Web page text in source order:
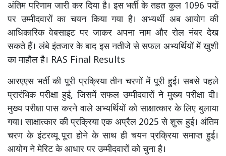
अंतिम परिणाम जारी कर दिया है। इस भर्ती के तहत कुल 1096 पदों
पर उम्मीदवारों का चयन किया गया है। अभ्यर्थी अब आयोग की
आधिकारिक वेबसाइट पर जाकर अपना नाम और रोल नंबर देख
सकते हैं। लंबे इंतजार के बाद इस नतीजे से सफल अभ्यर्थियों में खुशी
का माहौल है। RAS Final Results
आरएएस भर्ती की पूरी प्रक्रिया तीन चरणों में पूरी हुई। सबसे पहले
प्रारंभिक परीक्षा हुई, जिसमें सफल उम्मीदवारों ने मुख्य परीक्षा दी।
मुख्य परीक्षा पास करने वाले अभ्यर्थियों को साक्षात्कार के लिए बुलाया
गया। साक्षात्कार की प्रक्रिया एक अप्रैल 2025 से शुरू हुई। अंतिम
चरण के इंटरव्यू पूरा होने के साथ ही चयन प्रक्रिया समाप्त हुई।
आयोग ने मेरिट के आधार पर उम्मीदवारों को चुना है।